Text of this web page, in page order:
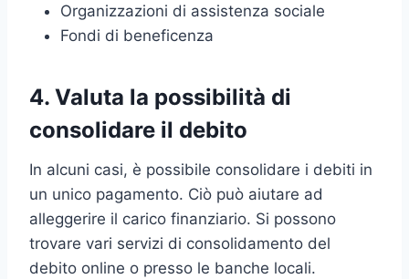
Organizzazioni di assistenza sociale
Fondi di beneficenza
4. Valuta la possibilità di
consolidare il debito
In alcuni casi, è possibile consolidare i debiti in
un unico pagamento. Ciò può aiutare ad
alleggerire il carico finanziario. Si possono
trovare vari servizi di consolidamento del
debito online o presso le banche locali.